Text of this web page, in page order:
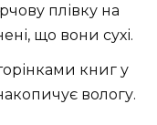
плівку на
що вони сухі.
книг у
вологу.